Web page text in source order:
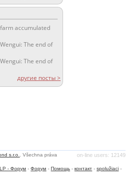
accumulated
The end of
The end of
другие посты >
on-line users: 12149
s.r.o.
. Všechna práva
- Форум -Форум -Помощь -контакт -spolužiaci -